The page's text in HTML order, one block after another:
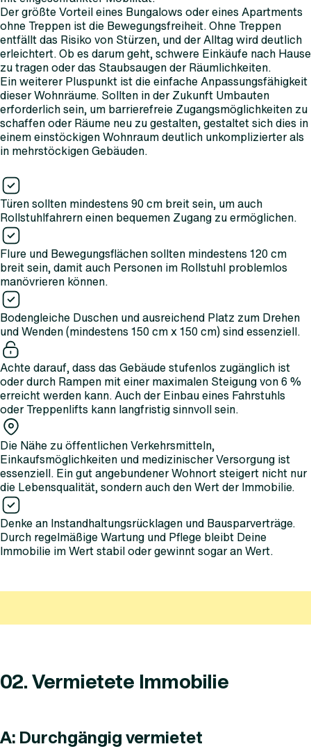
Der größte Vorteil eines Bungalows oder eines Apartments
ohne Treppen ist die Bewegungsfreiheit. Ohne Treppen
entfällt das Risiko von Stürzen, und der Alltag wird deutlich
erleichtert. Ob es darum geht, schwere Einkäufe nach Hause
zu tragen oder das Staubsaugen der Räumlichkeiten.
Ein weiterer Pluspunkt ist die einfache Anpassungsfähigkeit
dieser Wohnräume. Sollten in der Zukunft Umbauten
erforderlich sein, um barrierefreie Zugangsmöglichkeiten zu
schaffen oder Räume neu zu gestalten, gestaltet sich dies in
einem einstöckigen Wohnraum deutlich unkomplizierter als
in mehrstöckigen Gebäuden.
Türen sollten mindestens 90 cm breit sein, um auch
Rollstuhlfahrern einen bequemen Zugang zu ermöglichen.
Flure und Bewegungsflächen sollten mindestens 120 cm
breit sein, damit auch Personen im Rollstuhl problemlos
manövrieren können.
Bodengleiche Duschen und ausreichend Platz zum Drehen
und Wenden (mindestens 150 cm x 150 cm) sind essenziell.
Achte darauf, dass das Gebäude stufenlos zugänglich ist
oder durch Rampen mit einer maximalen Steigung von 6 %
erreicht werden kann. Auch der Einbau eines Fahrstuhls
oder Treppenlifts kann langfristig sinnvoll sein.
Die Nähe zu öffentlichen Verkehrsmitteln,
Einkaufsmöglichkeiten und medizinischer Versorgung ist
essenziell. Ein gut angebundener Wohnort steigert nicht nur
die Lebensqualität, sondern auch den Wert der Immobilie.
Denke an Instandhaltungsrücklagen und Bausparverträge.
Durch regelmäßige Wartung und Pflege bleibt Deine
Immobilie im Wert stabil oder gewinnt sogar an Wert.
02. Vermietete Immobilie
A: Durchgängig vermietet